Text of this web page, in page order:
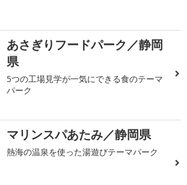
あさぎりフードパーク／静岡
県
5つの工場見学が一気にできる食のテーマ
パーク
マリンスパあたみ／静岡県
熱海の温泉を使った湯遊びテーマパーク